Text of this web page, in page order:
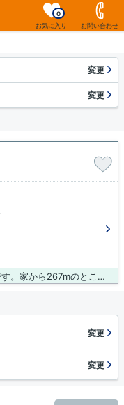
お気に入り
0
お問い合わせ
変更
変更
社会福祉法人共生会付属診療所まで285mです。家から267mのところに、薬や日用品を買うのに便利なこぐま薬局があります。築2年以内の物件ですので、外観もキレイです。多くの方に好評な、清潔感のある室内が魅力の中古マンションです。東海道本線藤沢近くでマイホームをお探しなら、0120-485-494やinfo-era@dande.jpからお問い合わせ下さい。ダンデライオン 王子店に遠慮なくご依頼下さい。
変更
変更